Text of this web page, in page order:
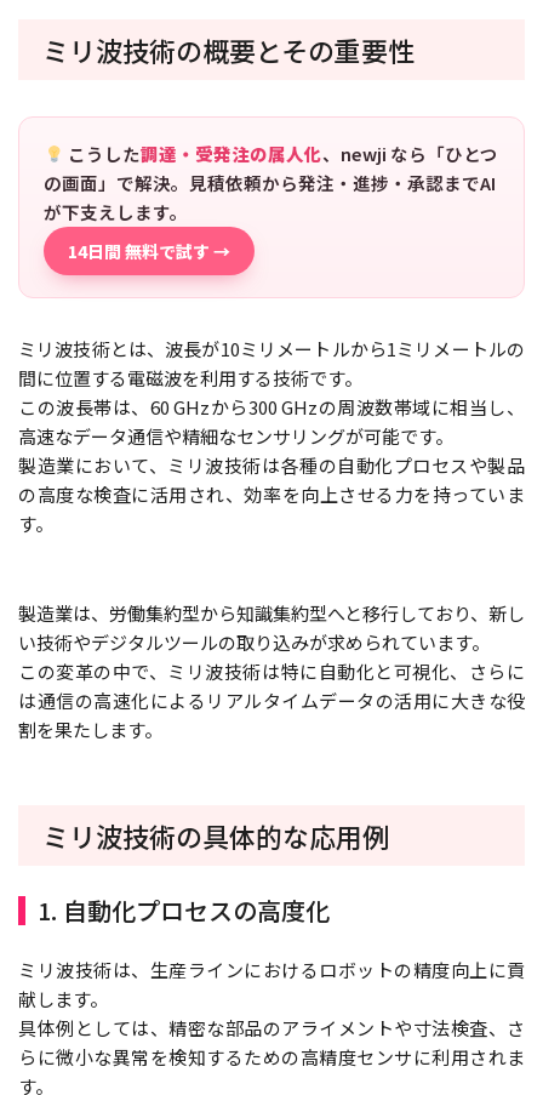
ミリ波技術の概要とその重要性
こうした調達・受発注の属人化、newji なら「ひとつ
の画面」で解決。見積依頼から発注・進捗・承認までAI
が下支えします。
14日間 無料で試す →
ミリ波技術とは、波長が10ミリメートルから1ミリメートルの
間に位置する電磁波を利用する技術です。
この波長帯は、60 GHzから300 GHzの周波数帯域に相当し、
高速なデータ通信や精細なセンサリングが可能です。
製造業において、ミリ波技術は各種の自動化プロセスや製品
の高度な検査に活用され、効率を向上させる力を持っていま
す。
製造業は、労働集約型から知識集約型へと移行しており、新し
い技術やデジタルツールの取り込みが求められています。
この変革の中で、ミリ波技術は特に自動化と可視化、さらに
は通信の高速化によるリアルタイムデータの活用に大きな役
割を果たします。
ミリ波技術の具体的な応用例
1. 自動化プロセスの高度化
ミリ波技術は、生産ラインにおけるロボットの精度向上に貢
献します。
具体例としては、精密な部品のアライメントや寸法検査、さ
らに微小な異常を検知するための高精度センサに利用されま
す。